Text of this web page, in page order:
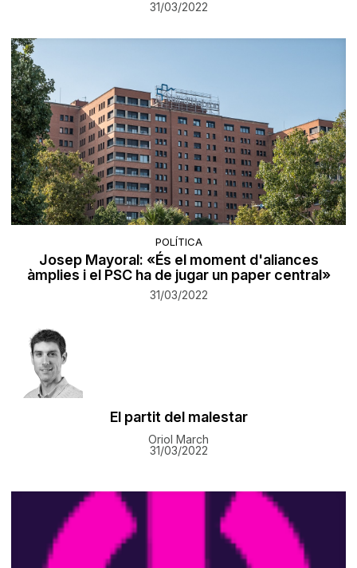
31/03/2022
POLÍTICA
Josep Mayoral: «És el moment d'aliances
àmplies i el PSC ha de jugar un paper central»
31/03/2022
El partit del malestar
Oriol March
31/03/2022